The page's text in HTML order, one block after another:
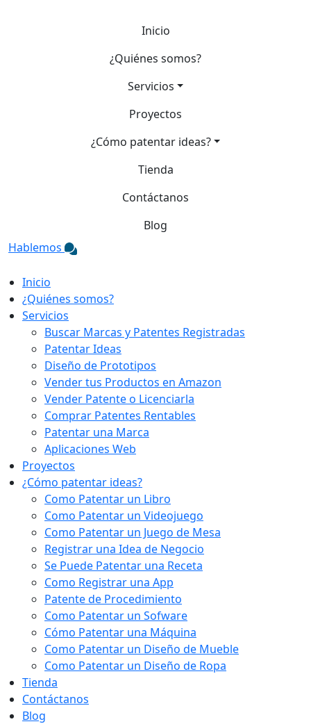
Inicio
¿Quiénes somos?
Servicios
Proyectos
¿Cómo patentar ideas?
Tienda
Contáctanos
Blog
Hablemos
Inicio
¿Quiénes somos?
Servicios
Buscar Marcas y Patentes Registradas
Patentar Ideas
Diseño de Prototipos
Vender tus Productos en Amazon
Vender Patente o Licenciarla
Comprar Patentes Rentables
Patentar una Marca
Aplicaciones Web
Proyectos
¿Cómo patentar ideas?
Como Patentar un Libro
Como Patentar un Videojuego
Como Patentar un Juego de Mesa
Registrar una Idea de Negocio
Se Puede Patentar una Receta
Como Registrar una App
Patente de Procedimiento
Como Patentar un Sofware
Cómo Patentar una Máquina
Como Patentar un Diseño de Mueble
Como Patentar un Diseño de Ropa
Tienda
Contáctanos
Blog